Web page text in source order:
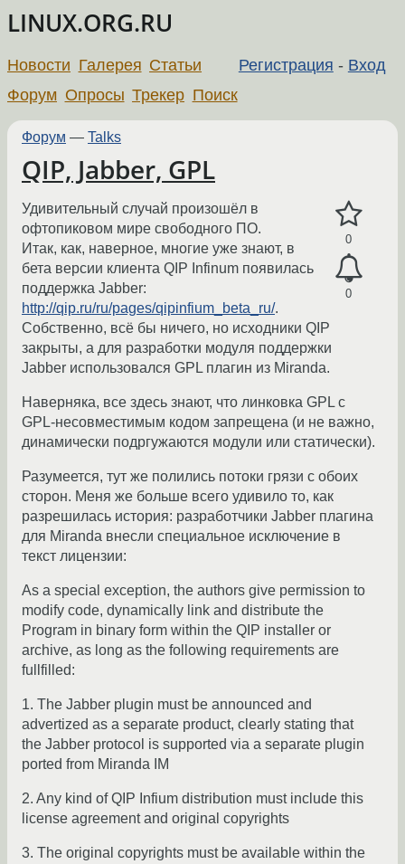
LINUX.ORG.RU
Регистрация - Вход
Новости Галерея Статьи
Форум Опросы Трекер Поиск
Форум — Talks
QIP, Jabber, GPL
0
0
Удивительный случай произошёл в
офтопиковом мире свободного ПО.
Итак, как, наверное, многие уже знают, в
бета версии клиента QIP Infinum появилась
поддержка Jabber:
http://qip.ru/ru/pages/qipinfium_beta_ru/.
Собственно, всё бы ничего, но исходники QIP
закрыты, а для разработки модуля поддержки
Jabber использовался GPL плагин из Miranda.
Наверняка, все здесь знают, что линковка GPL с
GPL-несовместимым кодом запрещена (и не важно,
динамически подргужаются модули или статически).
Разумеется, тут же полились потоки грязи с обоих
сторон. Меня же больше всего удивило то, как
разрешилась история: разработчики Jabber плагина
для Miranda внесли специальное исключение в
текст лицензии:
As a special exception, the authors give permission to
modify code, dynamically link and distribute the
Program in binary form within the QIP installer or
archive, as long as the following requirements are
fullfilled:
1. The Jabber plugin must be announced and
advertized as a separate product, clearly stating that
the Jabber protocol is supported via a separate plugin
ported from Miranda IM
2. Any kind of QIP Infium distribution must include this
license agreement and original copyrights
3. The original copyrights must be available within the